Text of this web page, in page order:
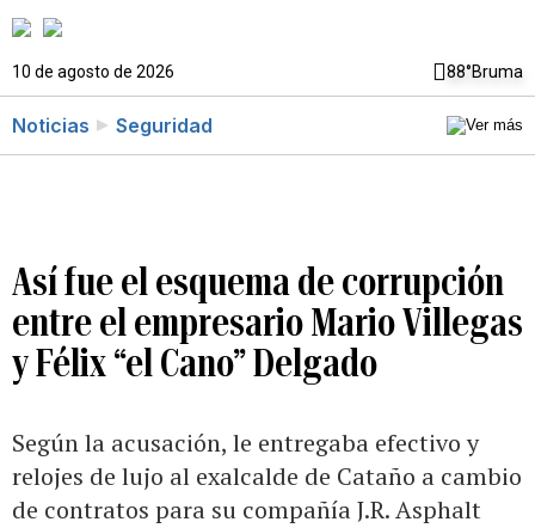
10 de agosto de 2026 88°Bruma
Noticias Seguridad
Así fue el esquema de corrupción
entre el empresario Mario Villegas
y Félix “el Cano” Delgado
Según la acusación, le entregaba efectivo y
relojes de lujo al exalcalde de Cataño a cambio
de contratos para su compañía J.R. Asphalt